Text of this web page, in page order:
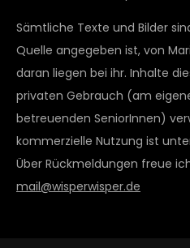
Sämtliche Texte und Bilder
Quelle angegeben ist, von
daran liegen bei ihr. Inhalte
privaten Gebrauch (am
betreuenden SeniorInnen)
kommerzielle Nutzung ist
Über Rückmeldungen freue
mail@wisperwisper.de